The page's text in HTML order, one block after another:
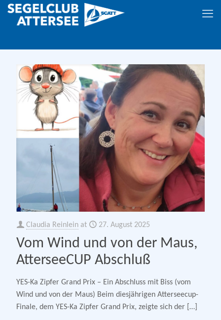
Claudia Reinlein at 27. August 2025
Vom Wind und von der Maus,
AtterseeCUP Abschluß
YES-Ka Zipfer Grand Prix – Ein Abschluss mit Biss (vom
Wind und von der Maus) Beim diesjährigen Atterseecup-
Finale, dem YES-Ka Zipfer Grand Prix, zeigte sich der […]